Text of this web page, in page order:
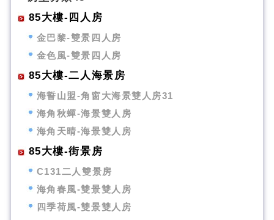
85大樓-四人房
金巴黎-雙景四人房
金色風-雙景四人房
85大樓-二人海景房
海誓山盟-角窗大海景雙人房31
海角秋蟬-海景雙人房
海角天晴-海景雙人房
85大樓-街景房
C131二人雙景房
海角春風-雙景雙人房
四季荷風-雙景雙人房